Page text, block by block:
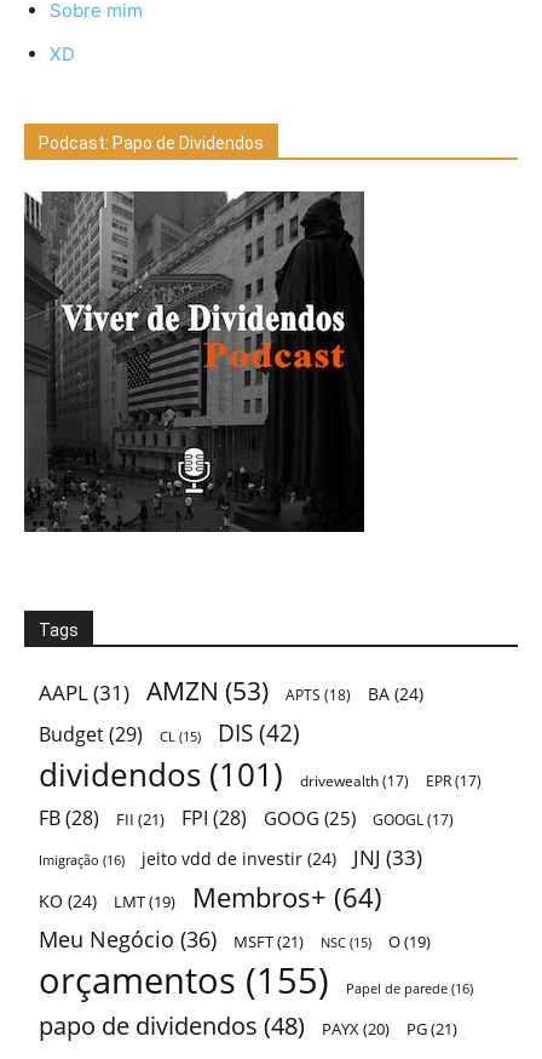
Sobre mim
XD
Podcast: Papo de Dividendos
Tags
AAPL(31) AMZN (53) APTS (18) BA (24)
Budget(29) CL (15) DIS (42)
dividendos (101) drivewealth(17) EPR(17)
FB(28) FII (21) FPI (28) GOOG (25) GOOGL (17)
Imigração (16) jeito vdd de investir (24) JNJ (33)
KO (24) LMT(19) Membros+ (64)
Meu Negócio (36) MSFT(21) NSC (15) O(19)
orçamentos (155) Papel de parede (16)
papo de dividendos (48) PAYX(20) PG(21)